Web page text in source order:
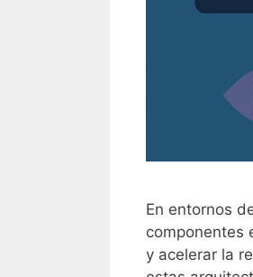
En entornos
componentes
y acelerar la